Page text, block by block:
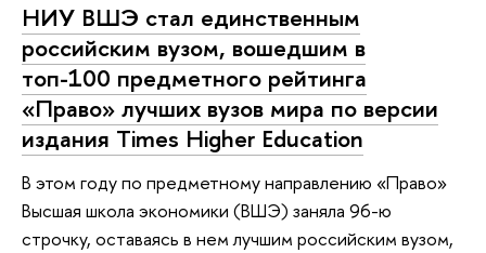
НИУ ВШЭ стал единственным
российским вузом, вошедшим в
топ-100 предметного рейтинга
«Право» лучших вузов мира по версии
издания Times Higher Education
В этом году по предметному направлению «Право»
Высшая школа экономики (ВШЭ) заняла 96-ю
строчку, оставаясь в нем лучшим российским вузом,